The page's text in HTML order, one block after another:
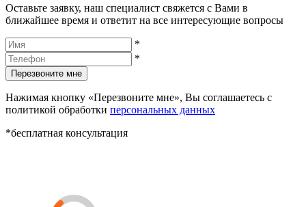
Оставьте заявку, наш специалист свяжется с Вами в
ближайшее время и ответит на все интересующие вопросы
*
*
Перезвоните мне
Нажимая кнопку «Перезвоните мне», Вы соглашаетесь с
политикой обработки персональных данных
*бесплатная консультация